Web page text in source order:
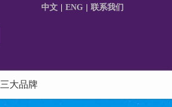
中文 ENG 联系我们
三大品牌